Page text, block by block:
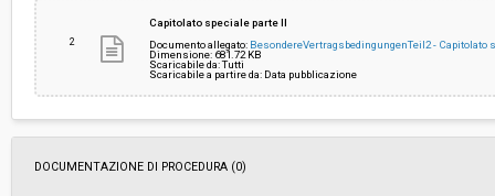
2
Capitolato speciale parte II
Documento allegato: BesondereVertragsbedingungenTeil2 - Capitolato
Dimensione: 681.72 KB
Scaricabile da: Tutti
Scaricabile a partire da: Data pubblicazione
DOCUMENTAZIONE DI PROCEDURA (0)